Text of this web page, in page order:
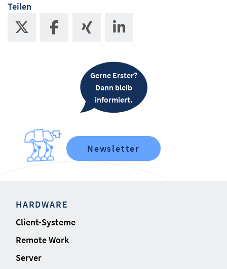
Teilen
Gerne Erster?
Dann bleib
informiert.
Newsletter
HARDWARE
Client-Systeme
Remote Work
Server